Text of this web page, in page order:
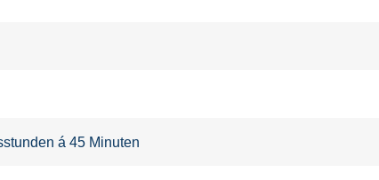
á 45 Minuten